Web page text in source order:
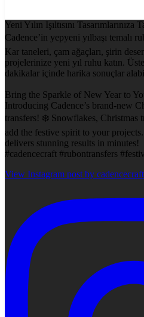
Yeni Yılın Işıltısını Tasarımlarınıza
Cadence’in yepyeni yılbaşı temalı
Kar taneleri, çam ağaçları, şirin
projelerinize yeni yıl ruhu katın.
dakikalar içinde harika sonuçlar
Bring the Sparkle of New Year to
Introducing Cadence’s brand-new
transfers! ❄️ Snowflakes, Christmas
add the festive spirit to your
delivers stunning results in minutes!
#cadencecraft #rubontransfers
View Instagram post by cadencecraft